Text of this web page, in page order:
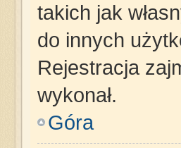
takich jak
do innych
Rejestracja
wykonał.
Góra